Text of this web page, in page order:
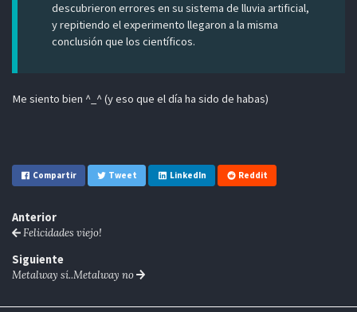
descubrieron errores en su sistema de lluvia artificial,
y repitiendo el experimento llegaron a la misma
conclusión que los científicos.
Me siento bien ^_^ (y eso que el día ha sido de habas)
Compartir Tweet LinkedIn Reddit
Anterior
Felicidades viejo!
Siguiente
Metalway sí..Metalway no